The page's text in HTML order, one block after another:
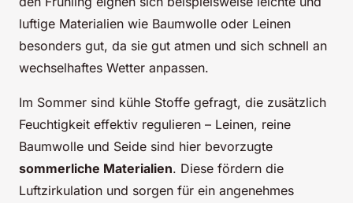
luftige Materialien wie Baumwolle oder Leinen
besonders gut, da sie gut atmen und sich schnell an
wechselhaftes Wetter anpassen.
Im Sommer sind kühle Stoffe gefragt, die zusätzlich
Feuchtigkeit effektiv regulieren – Leinen, reine
Baumwolle und Seide sind hier bevorzugte
sommerliche Materialien. Diese fördern die
Luftzirkulation und sorgen für ein angenehmes